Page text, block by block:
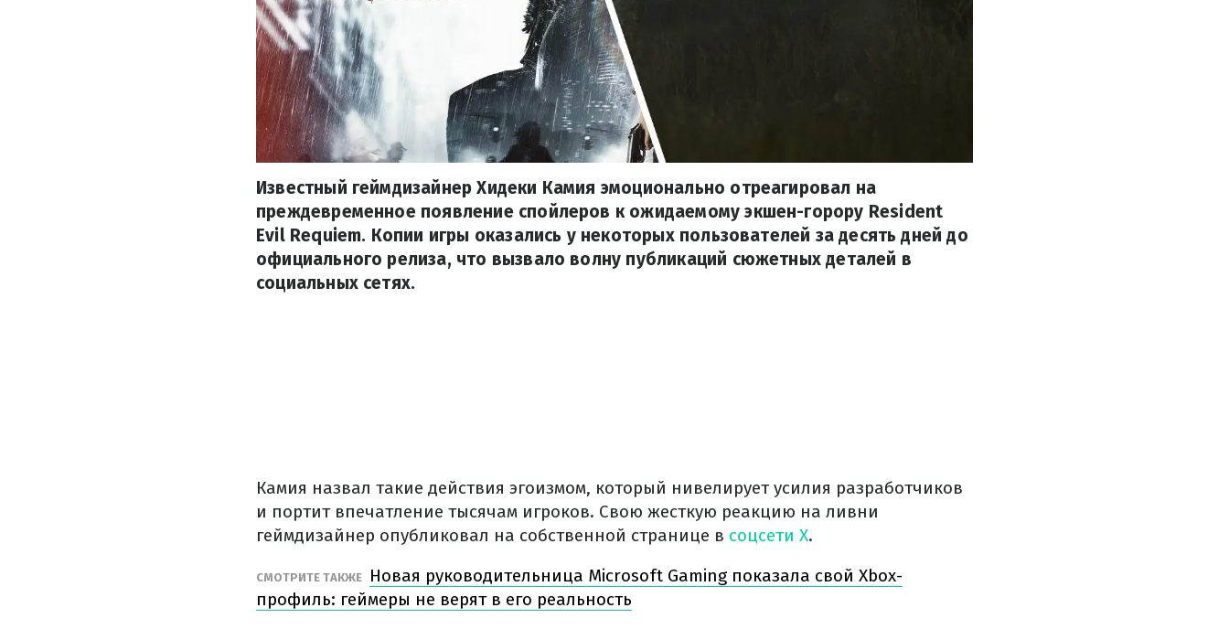
Известный геймдизайнер Хидеки Камия эмоционально отреагировал на
преждевременное появление спойлеров к ожидаемому экшен-горору Resident
Evil Requiem. Копии игры оказались у некоторых пользователей за десять дней до
официального релиза, что вызвало волну публикаций сюжетных деталей в
социальных сетях.
Камия назвал такие действия эгоизмом, который нивелирует усилия разработчиков
и портит впечатление тысячам игроков. Свою жесткую реакцию на ливни
геймдизайнер опубликовал на собственной странице в соцсети X.
СМОТРИТЕ ТАКЖЕ
Новая руководительница Microsoft Gaming показала свой Xbox-
профиль: геймеры не верят в его реальность